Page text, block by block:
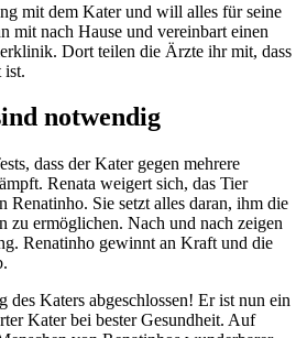
mit dem Kater und will alles für seine
mit nach Hause und vereinbart einen
Dort teilen die Ärzte ihr mit, dass
ist.
notwendig
dass der Kater gegen mehrere
Renata weigert sich, das Tier
Renatinho. Sie setzt alles daran, ihm die
zu ermöglichen. Nach und nach zeigen
Renatinho gewinnt an Kraft und die
des Katers abgeschlossen! Er ist nun ein
Kater bei bester Gesundheit. Auf